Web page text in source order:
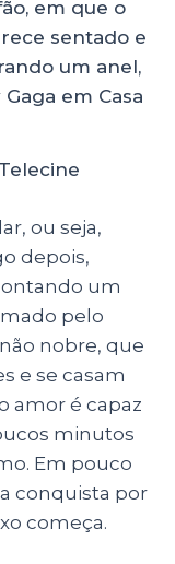
ou seja,
depois,
um
pelo
nobre, que
e se casam
amor é capaz
minutos
Em pouco
conquista por
começa.